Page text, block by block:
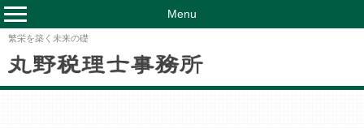
繁栄を築く未来の礎
Menu